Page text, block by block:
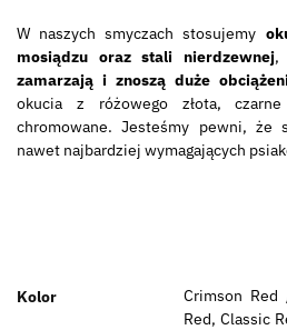
W naszych smyczach stosujemy
mosiądzu oraz stali nierdzewnej,
zamarzają i znoszą duże
okucia z różowego złota,
chromowane. Jesteśmy pewni, że
nawet najbardziej wymagających
Kolor
Crimson
Red, Classic